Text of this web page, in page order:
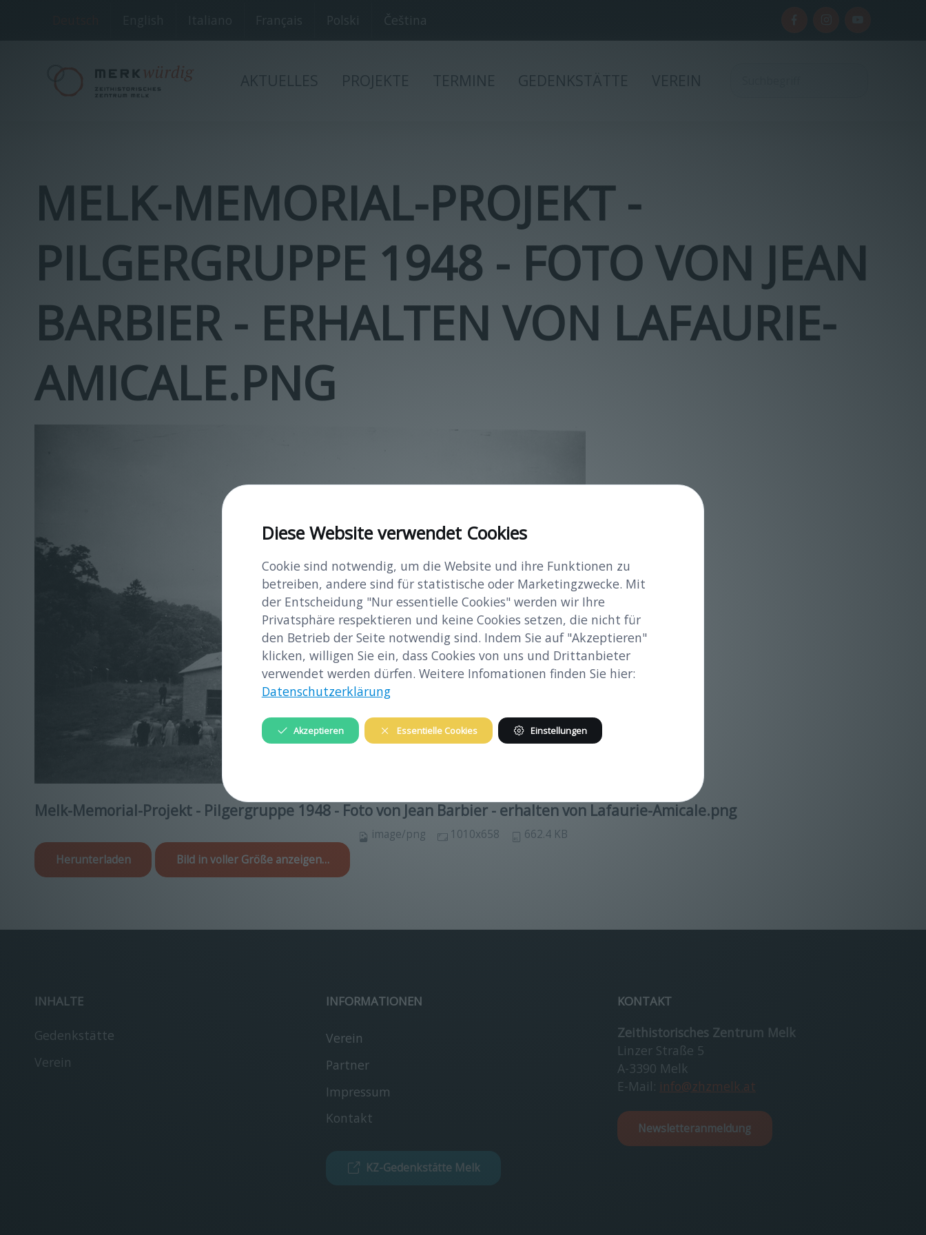
Français Polski Čeština
AKTUELLES PROJEKTE TERMINE GEDENKSTÄTTE VEREIN
MELK-MEMORIAL-PROJEKT -
PILGERGRUPPE 1948 - FOTO VON JEAN
BARBIER - ERHALTEN VON LAFAURIE-
AMICALE.PNG
Melk-Memorial-Projekt - Pilgergruppe 1948 - Foto von Jean Barbier - erhalten von Lafaurie-Amicale.png
image/png 1010x658
662.4 KB
Herunterladen
Bild in voller Größe anzeigen…
INHALTE
Gedenkstätte
Verein
INFORMATIONEN
Verein
Partner
Impressum
Kontakt
KZ-Gedenkstätte Melk
KONTAKT
Zeithistorisches Zentrum Melk
Linzer Straße 5
A-3390 Melk
E-Mail: info@zhzmelk.at
Newsletteranmeldung
Diese Website verwendet Cookies
Cookie sind notwendig, um die Website und ihre Funktionen zu
betreiben, andere sind für statistische oder Marketingzwecke. Mit
der Entscheidung "Nur essentielle Cookies" werden wir Ihre
Privatsphäre respektieren und keine Cookies setzen, die nicht für
den Betrieb der Seite notwendig sind. Indem Sie auf "Akzeptieren"
klicken, willigen Sie ein, dass Cookies von uns und Drittanbieter
verwendet werden dürfen. Weitere Infomationen finden Sie hier:
Datenschutzerklärung
Akzeptieren Essentielle Cookies Einstellungen